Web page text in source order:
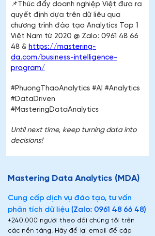
📌Thúc đẩy doanh nghiệp Việt đưa ra
quyết định dựa trên dữ liệu qua
chương trình đào tạo Analytics Top 1
Việt Nam từ 2020 @ Zalo: 0961 48 66
48 & https://mastering-
da.com/business-intelligence-
program/
#PhuongThaoAnalytics #AI #Analytics
#DataDriven
#MasteringDataAnalytics
Until next time, keep turning data into
decisions!
Mastering Data Analytics (MDA)
Cung cấp dịch vụ đào tạo, tư vấn
phân tích dữ liệu (Zalo: 0961 48 66 48)
+240.000 người theo dõi chúng tôi trên
các nền tảng. Hãy để lại email để cập